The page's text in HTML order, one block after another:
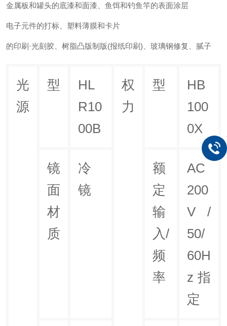
金属板和罐头的底漆和面漆、鱼饵和钓鱼竿的表面涂层
电子元件的打标、塑料薄膜和卡片
的印刷·光刻胶、树脂凸版制版(报纸印刷)、玻璃钢修复、腻子
光
源
型
HL
R10
00B
权
力
型
HB
100
0X
镜
面
材
质
冷
镜
额
定
输
入/
频
率
AC
200
V /
50/
60H
z 指
定